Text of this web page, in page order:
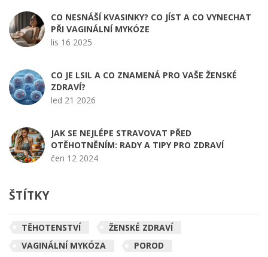
CO NESNÁŠÍ KVASINKY? CO JÍST A CO VYNECHAT
PŘI VAGINÁLNÍ MYKÓZE
lis 16 2025
CO JE LSIL A CO ZNAMENÁ PRO VAŠE ŽENSKÉ
ZDRAVÍ?
led 21 2026
JAK SE NEJLÉPE STRAVOVAT PŘED
OTĚHOTNĚNÍM: RADY A TIPY PRO ZDRAVÍ
čen 12 2024
ŠTÍTKY
TĚHOTENSTVÍ
ŽENSKÉ ZDRAVÍ
VAGINÁLNÍ MYKÓZA
POROD